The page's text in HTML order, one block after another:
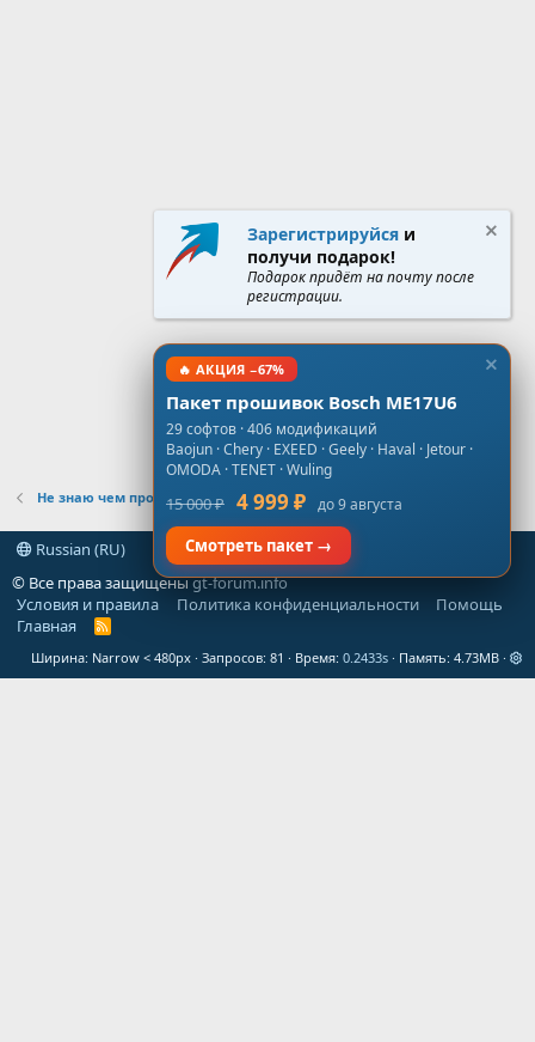
Не знаю чем прошить
Russian (RU)
© Все права защищеныgt-forum.info
Условия и правила
Политика конфиденциальности
Помощь
Главная
R
S
Ширина Запросов 81 Время 0.2433s Память 4.73MB
Зарегистрируйся и
получи подарок!
Подарок придёт на почту после
регистрации.
🔥 АКЦИЯ −67%
Пакет прошивок Bosch ME17U6
29 софтов · 406 модификаций
Baojun · Chery · EXEED · Geely · Haval · Jetour ·
OMODA · TENET · Wuling
15 000 ₽ 4 999 ₽ до 9 августа
Смотреть пакет →